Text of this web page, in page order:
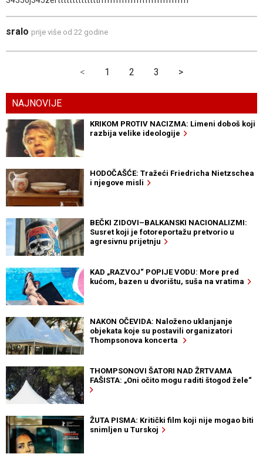
sralo prije više od 22 godine
< 1 2 3 >
NAJNOVIJE
KRIKOM PROTIV NACIZMA: Limeni doboš koji
razbija velike ideologije
HODOČAŠĆE: Tražeći Friedricha Nietzschea
i njegove misli
BEČKI ZIDOVI–BALKANSKI NACIONALIZMI:
Susret koji je fotoreportažu pretvorio u
agresivnu prijetnju
KAD „RAZVOJ“ POPIJE VODU: More pred
kućom, bazen u dvorištu, suša na vratima
NAKON OČEVIDA: Naloženo uklanjanje
objekata koje su postavili organizatori
Thompsonova koncerta
THOMPSONOVI ŠATORI NAD ŽRTVAMA
FAŠISTA: „Oni očito mogu raditi štogod žele“
ŽUTA PISMA: Kritički film koji nije mogao biti
snimljen u Turskoj